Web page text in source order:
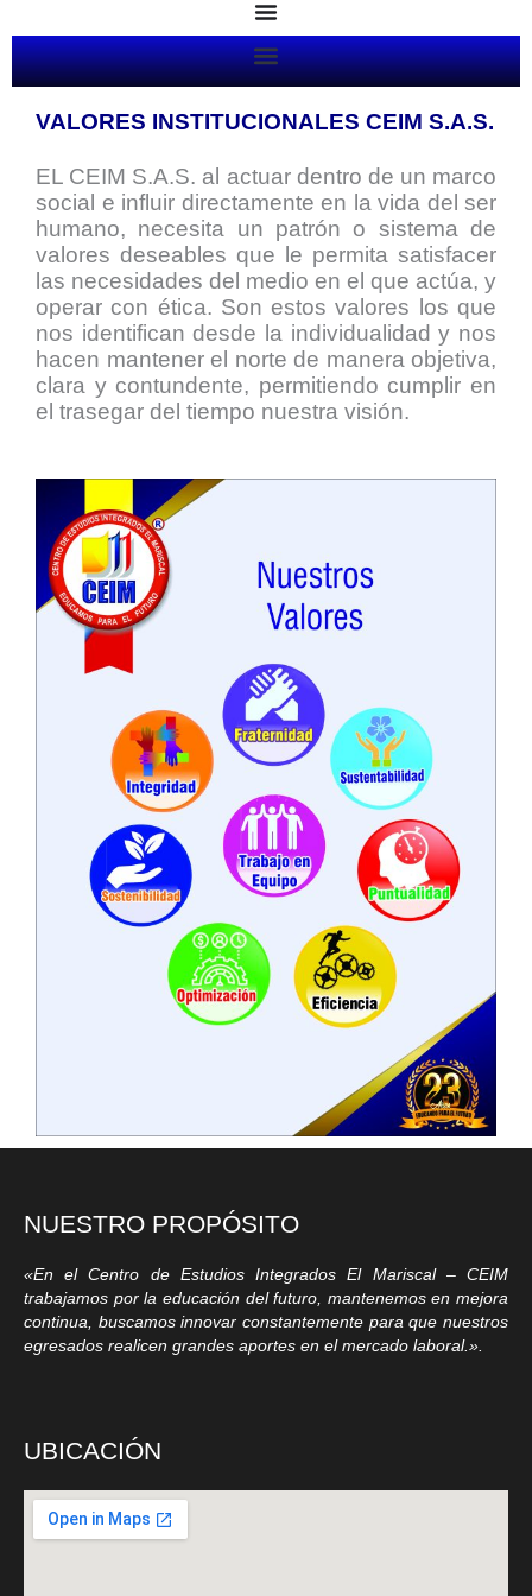
contenido
VALORES INSTITUCIONALES CEIM S.A.S.
EL CEIM S.A.S. al actuar dentro de un marco
social e influir directamente en la vida del ser
humano, necesita un patrón o sistema de
valores deseables que le permita satisfacer
las necesidades del medio en el que actúa, y
operar con ética. Son estos valores los que
nos identifican desde la individualidad y nos
hacen mantener el norte de manera objetiva,
clara y contundente, permitiendo cumplir en
el trasegar del tiempo nuestra visión.
NUESTRO PROPÓSITO
«En el Centro de Estudios Integrados El Mariscal – CEIM
trabajamos por la educación del futuro, mantenemos en mejora
continua, buscamos innovar constantemente para que nuestros
egresados realicen grandes aportes en el mercado laboral.».
UBICACIÓN